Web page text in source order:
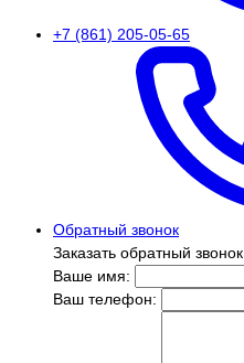
+7 (861) 205-05-65
Обратный звонок
Заказать обратный звонок
Ваше имя:
Ваш телефон: